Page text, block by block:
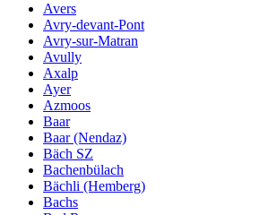
Avers
Avry-devant-Pont
Avry-sur-Matran
Avully
Axalp
Ayer
Azmoos
Baar
Baar (Nendaz)
Bäch SZ
Bachenbülach
Bächli (Hemberg)
Bachs